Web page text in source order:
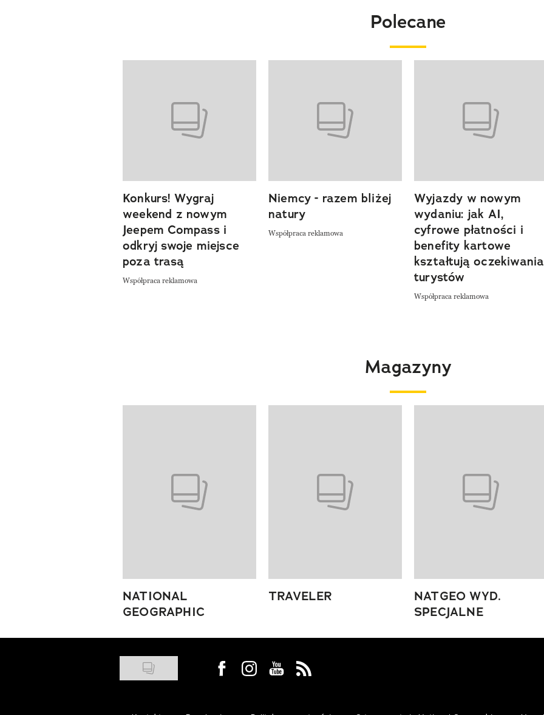
Polecane
previous element
Konkurs! Wygraj
weekend z nowym
Jeepem Compass i
odkryj swoje miejsce
poza trasą
Współpraca reklamowa
Niemcy - razem bliżej
natury
Współpraca reklamowa
Wyjazdy w nowym
wydaniu: jak AI,
cyfrowe płatności i
benefity kartowe
kształtują oczekiwania
turystów
Współpraca reklamowa
Magazyny
NATIONAL
GEOGRAPHIC
TRAVELER
NATGEO WYD.
SPECJALNE
Visit us on Facebook
Visit us on Instagram
Visit us on Youtube
Visit us on Rss